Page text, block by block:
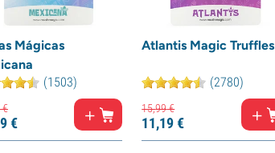
Mágicas
(1503)
€
€
Atlantis Magic Truffles
(2780)
15,99€
11,19€